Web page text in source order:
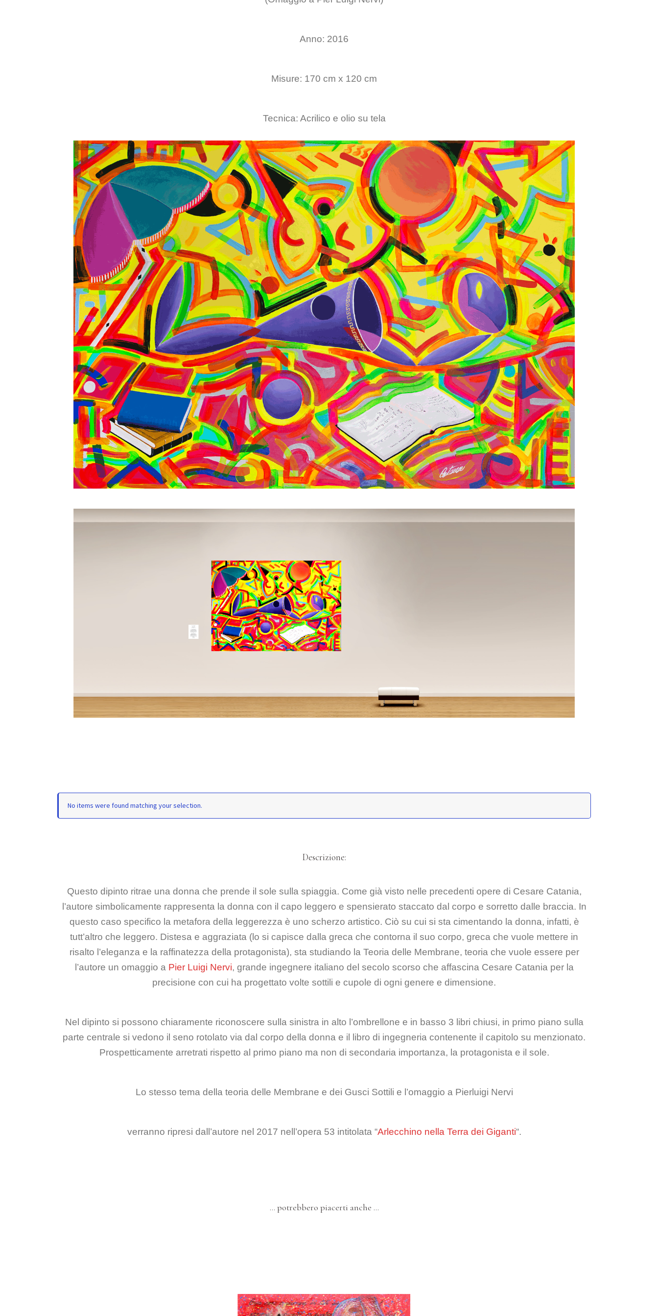
Anno: 2016
Misure: 170 cm x 120 cm
Tecnica: Acrilico e olio su tela
No items were found matching your selection.
Descrizione:
Questo dipinto ritrae una donna che prende il sole sulla spiaggia. Come già visto nelle precedenti opere di Cesare Catania,
l’autore simbolicamente rappresenta la donna con il capo leggero e spensierato staccato dal corpo e sorretto dalle braccia. In
questo caso specifico la metafora della leggerezza è uno scherzo artistico. Ciò su cui si sta cimentando la donna, infatti, è
tutt’altro che leggero. Distesa e aggraziata (lo si capisce dalla greca che contorna il suo corpo, greca che vuole mettere in
risalto l’eleganza e la raffinatezza della protagonista), sta studiando la Teoria delle Membrane, teoria che vuole essere per
l’autore un omaggio a Pier Luigi Nervi, grande ingegnere italiano del secolo scorso che affascina Cesare Catania per la
precisione con cui ha progettato volte sottili e cupole di ogni genere e dimensione.
Nel dipinto si possono chiaramente riconoscere sulla sinistra in alto l’ombrellone e in basso 3 libri chiusi, in primo piano sulla
parte centrale si vedono il seno rotolato via dal corpo della donna e il libro di ingegneria contenente il capitolo su menzionato.
Prospetticamente arretrati rispetto al primo piano ma non di secondaria importanza, la protagonista e il sole.
Lo stesso tema della teoria delle Membrane e dei Gusci Sottili e l’omaggio a Pierluigi Nervi
verranno ripresi dall’autore nel 2017 nell’opera 53 intitolata “Arlecchino nella Terra dei Giganti“.
… potrebbero piacerti anche …